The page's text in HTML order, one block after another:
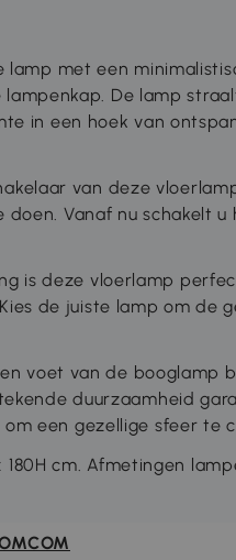
lamp met een
De lamp
in een hoek van
van deze
Vanaf nu schakelt u
is deze vloerlamp
de juiste lamp om de
voet van de booglamp
duurzaamheid
een gezellige sfeer te
cm. Afmetingen